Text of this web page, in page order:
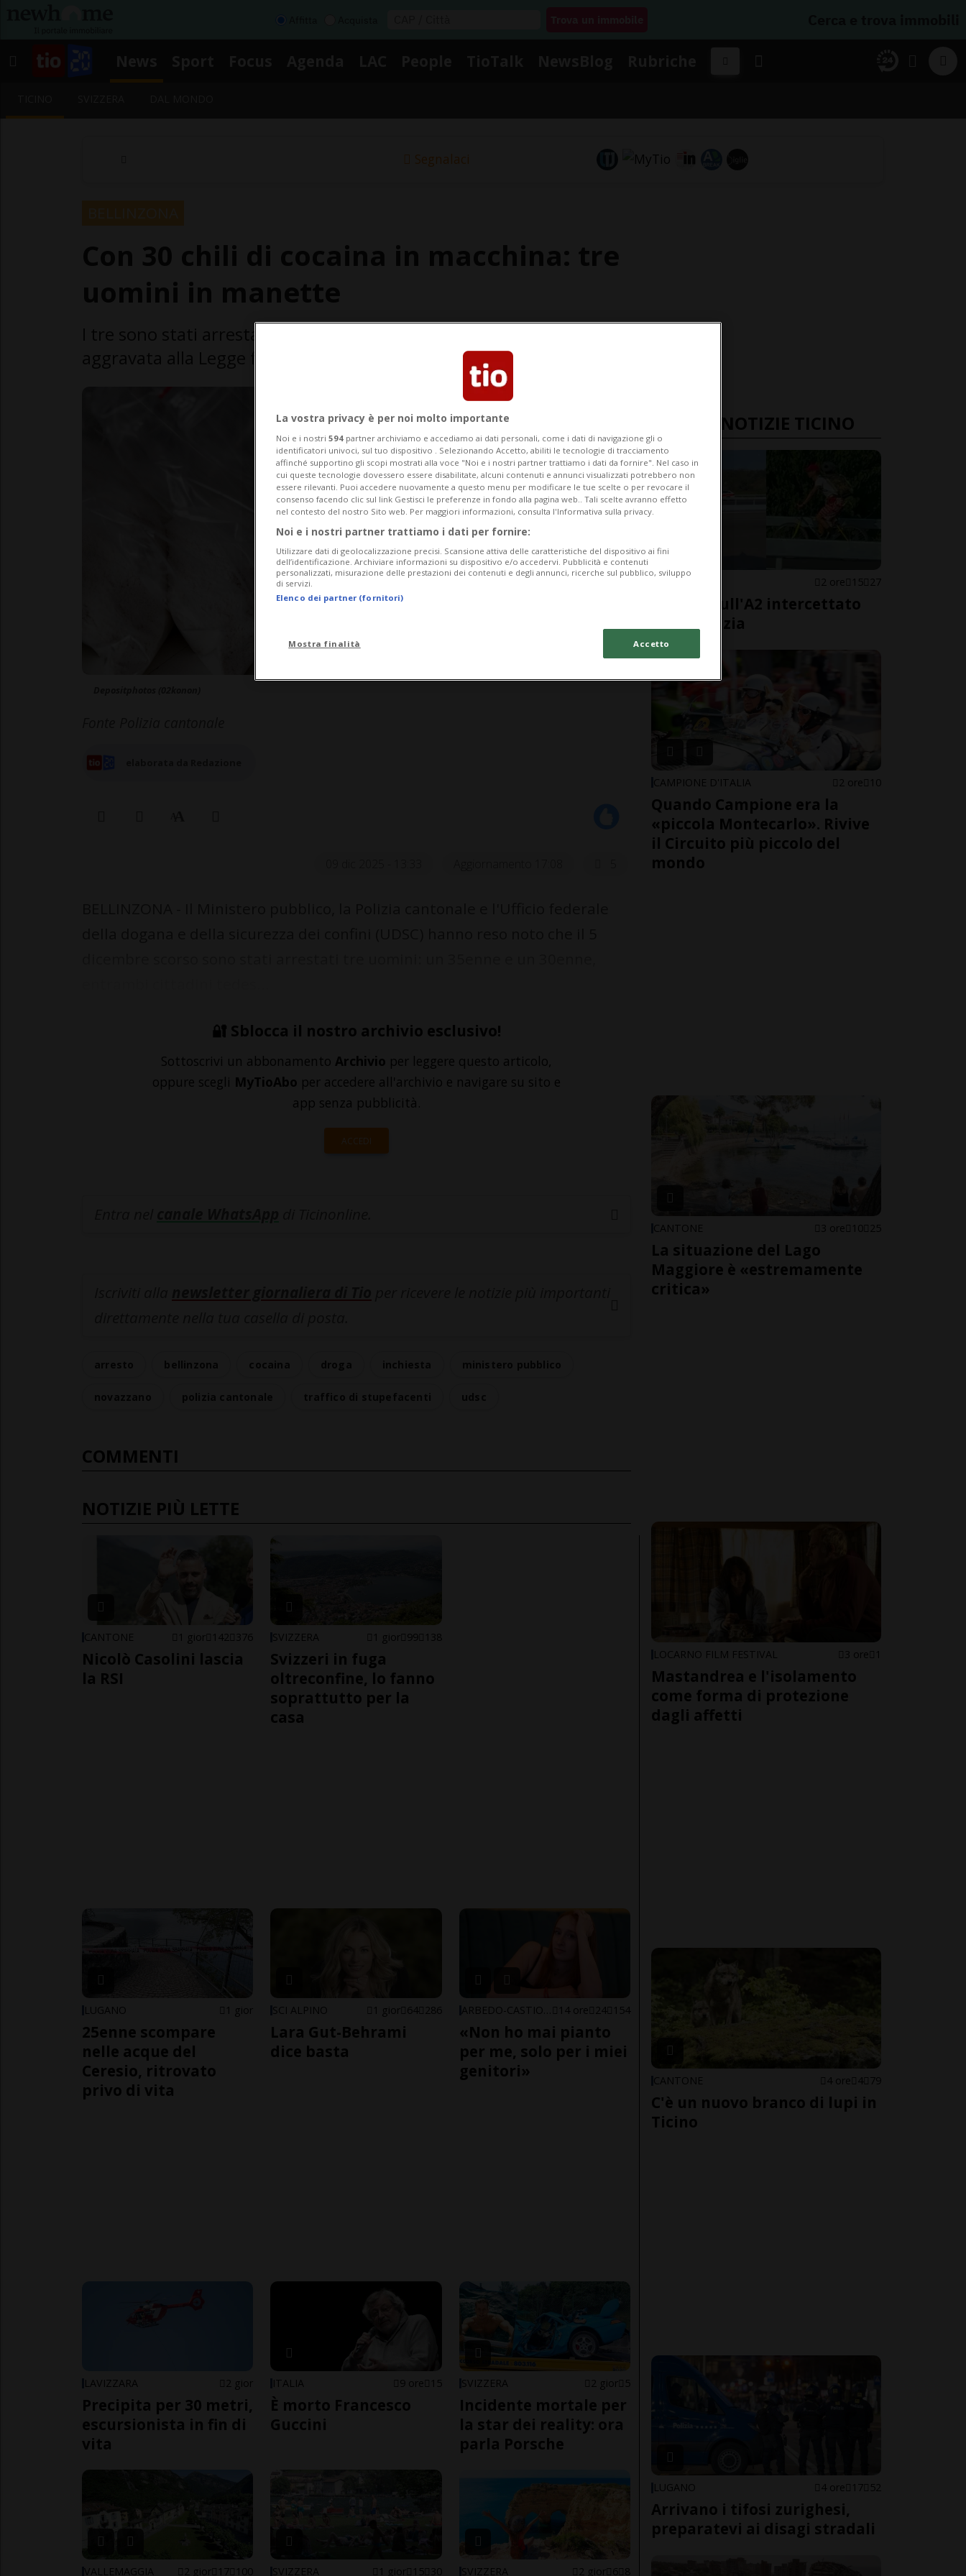
Segnalaci
aggravata alla Legge federale sugli stupefacenti.
🔐 Sblocca il nostro archivio esclusivo!
Sottoscrivi un abbonamento Archivio per leggere questo articolo,
oppure scegli MyTioAbo per accedere all'archivio e navigare su sito e
app senza pubblicità.
ACCEDI
COMMENTI
NOTIZIE PIÙ LETTE
CANTONE 1 gior 142 376
Nicolò Casolini lascia
la RSI
SVIZZERA 1 gior 99 138
Svizzeri in fuga
oltreconfine, lo fanno
soprattutto per la
casa
LUGANO 1 gior
25enne scompare
nelle acque del
Ceresio, ritrovato
privo di vita
SCI ALPINO 1 gior 64 286
Lara Gut-Behrami
dice basta
14 ore 24 154
«Non ho mai pianto
per me, solo per i miei
genitori»
LAVIZZARA 2 gior
Precipita per 30 metri,
escursionista in fin di
vita
ITALIA 9 ore 15
È morto Francesco
Guccini
SVIZZERA 2 gior 5
Incidente mortale per
la star dei reality: ora
parla Porsche
VALLEMAGGIA 2 gior 17 100 SVIZZERA 1 gior 15 30 SVIZZERA 2 gior 6 8
ULTIME NOTIZIE TICINO
LUGANESE 2 ore 15 27
Ciclista sull'A2 intercettato
dalla polizia
CAMPIONE D'ITALIA 2 ore 10
Quando Campione era la
«piccola Montecarlo». Rivive
il Circuito più piccolo del
mondo
CANTONE 3 ore 10 25
La situazione del Lago
Maggiore è «estremamente
critica»
LOCARNO FILM FESTIVAL 3 ore 1
Mastandrea e l'isolamento
come forma di protezione
dagli affetti
CANTONE 4 ore 4 79
C'è un nuovo branco di lupi in
Ticino
LUGANO 4 ore 17 52
Arrivano i tifosi zurighesi,
preparatevi ai disagi stradali
La vostra privacy è per noi molto importante
Noi e i nostri 594 partner archiviamo e accediamo ai dati personali, come i dati di navigazione gli o
identificatori univoci, sul tuo dispositivo . Selezionando Accetto, abiliti le tecnologie di tracciamento
affinché supportino gli scopi mostrati alla voce "Noi e i nostri partner trattiamo i dati da fornire". Nel caso in
cui queste tecnologie dovessero essere disabilitate, alcuni contenuti e annunci visualizzati potrebbero non
essere rilevanti. Puoi accedere nuovamente a questo menu per modificare le tue scelte o per revocare il
consenso facendo clic sul link Gestisci le preferenze in fondo alla pagina web.. Tali scelte avranno effetto
nel contesto del nostro Sito web. Per maggiori informazioni, consulta l'Informativa sulla privacy.
Noi e i nostri partner trattiamo i dati per fornire:
Utilizzare dati di geolocalizzazione precisi. Scansione attiva delle caratteristiche del dispositivo ai fini
dell’identificazione. Archiviare informazioni su dispositivo e/o accedervi. Pubblicità e contenuti
personalizzati, misurazione delle prestazioni dei contenuti e degli annunci, ricerche sul pubblico, sviluppo
di servizi.
Elenco dei partner (fornitori)
Mostra finalità Accetto